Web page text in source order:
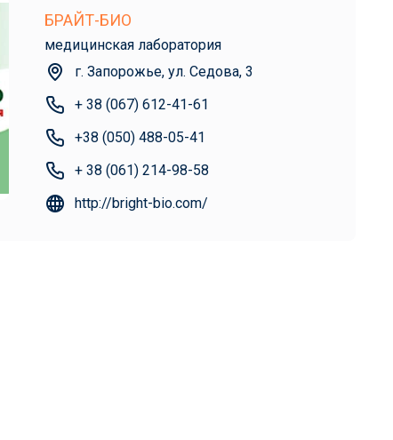
БРАЙТ-БИО
медицинская лаборатория
г. Запорожье, ул. Седова, 3
+ 38 (067) 612-41-61
+38 (050) 488-05-41
+ 38 (061) 214-98-58
http://bright-bio.com/